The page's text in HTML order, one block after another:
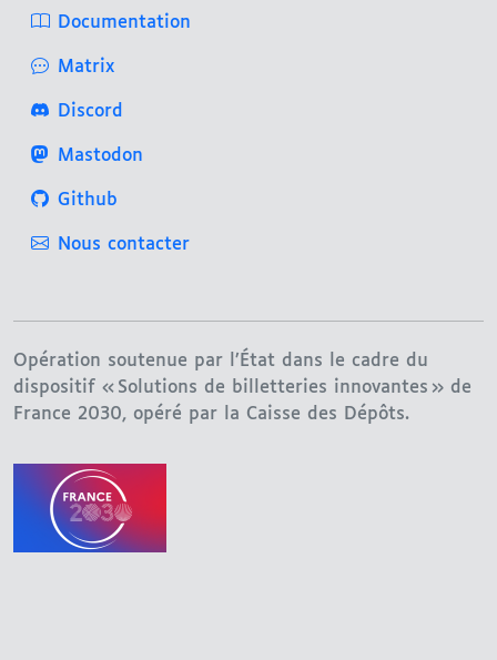
Documentation
Matrix
Discord
Mastodon
Github
Nous contacter
Opération soutenue par l’État dans le cadre du
dispositif « Solutions de billetteries innovantes » de
France 2030, opéré par la Caisse des Dépôts.